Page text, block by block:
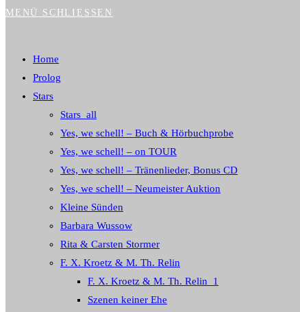
MENÜ SCHLIESSEN
Home
Prolog
Stars
Stars_all
Yes, we schell! – Buch & Hörbuchprobe
Yes, we schell! – on TOUR
Yes, we schell! – Tränenlieder, Bonus CD
Yes, we schell! – Neumeister Auktion
Kleine Sünden
Barbara Wussow
Rita & Carsten Stormer
F. X. Kroetz & M. Th. Relin
F. X. Kroetz & M. Th. Relin_1
Szenen keiner Ehe